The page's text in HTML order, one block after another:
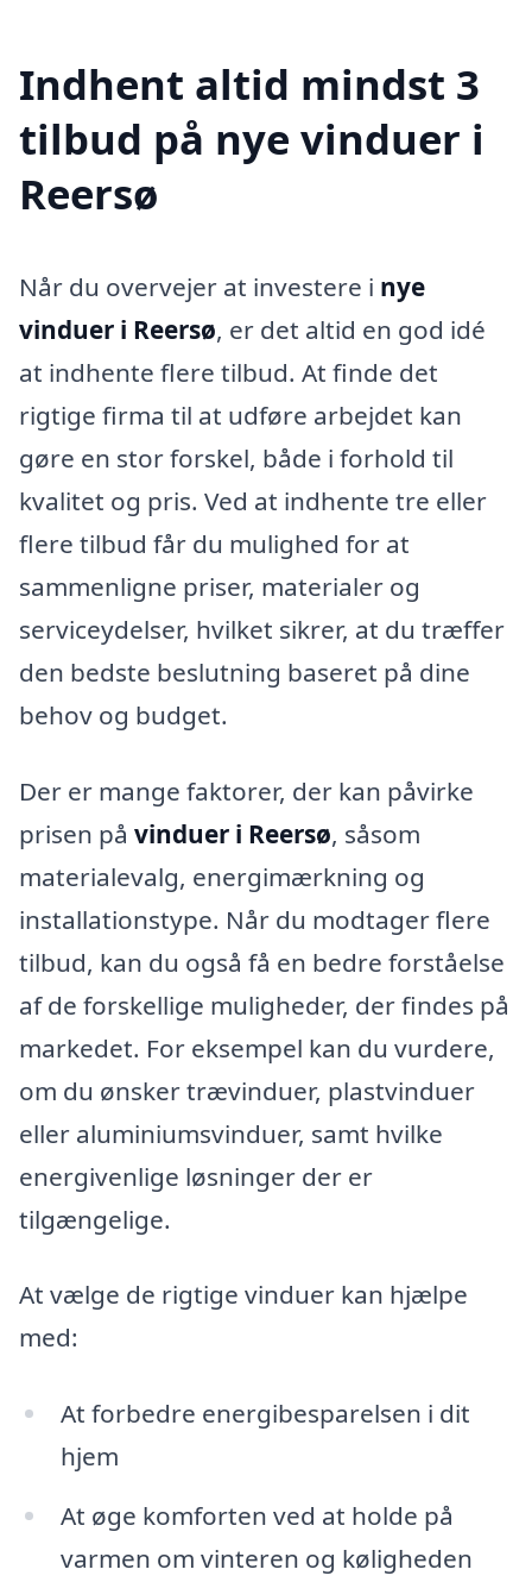
Indhent altid mindst 3
tilbud på nye vinduer i
Reersø
Når du overvejer at investere i nye
vinduer i Reersø, er det altid en god idé
at indhente flere tilbud. At finde det
rigtige firma til at udføre arbejdet kan
gøre en stor forskel, både i forhold til
kvalitet og pris. Ved at indhente tre eller
flere tilbud får du mulighed for at
sammenligne priser, materialer og
serviceydelser, hvilket sikrer, at du træffer
den bedste beslutning baseret på dine
behov og budget.
Der er mange faktorer, der kan påvirke
prisen på vinduer i Reersø, såsom
materialevalg, energimærkning og
installationstype. Når du modtager flere
tilbud, kan du også få en bedre forståelse
af de forskellige muligheder, der findes på
markedet. For eksempel kan du vurdere,
om du ønsker trævinduer, plastvinduer
eller aluminiumsvinduer, samt hvilke
energivenlige løsninger der er
tilgængelige.
At vælge de rigtige vinduer kan hjælpe
med:
At forbedre energibesparelsen i dit
hjem
At øge komforten ved at holde på
varmen om vinteren og køligheden